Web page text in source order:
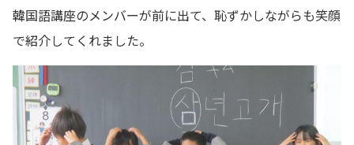
韓国語講座のメンバーが前に出て、恥ずかしながらも笑顔
で紹介してくれました。